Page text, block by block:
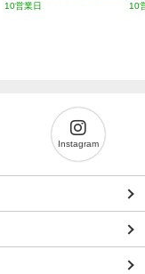
10営業日 10
Instagram